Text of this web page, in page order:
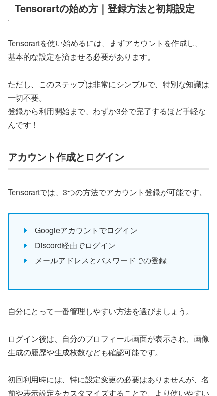
Tensorartの始め方｜登録方法と初期設定
Tensorartを使い始めるには、まずアカウントを作成し、
基本的な設定を済ませる必要があります。
ただし、このステップは非常にシンプルで、特別な知識は
一切不要。
登録から利用開始まで、わずか3分で完了するほど手軽な
んです！
アカウント作成とログイン
Tensorartでは、3つの方法でアカウント登録が可能です。
Googleアカウントでログイン
Discord経由でログイン
メールアドレスとパスワードでの登録
自分にとって一番管理しやすい方法を選びましょう。
ログイン後は、自分のプロフィール画面が表示され、画像
生成の履歴や生成枚数なども確認可能です。
初回利用時には、特に設定変更の必要はありませんが、名
前や表示設定をカスタマイズすることで、より使いやすい